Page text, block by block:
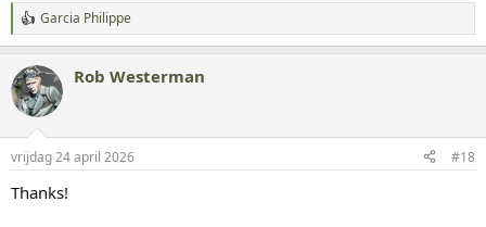
W
a
r
d
e
n
e
Garcia Philippe
Rob Westerman
vrijdag 24 april 2026 #18
Thanks!